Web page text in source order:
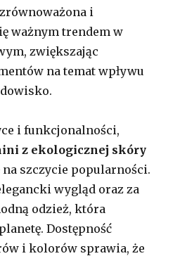
i
ważnym trendem w
zwiększając
na temat wpływu
i funkcjonalności,
z ekologicznej skóry
szczycie popularności.
wygląd oraz za
odzież, która
Dostępność
i kolorów sprawia, że